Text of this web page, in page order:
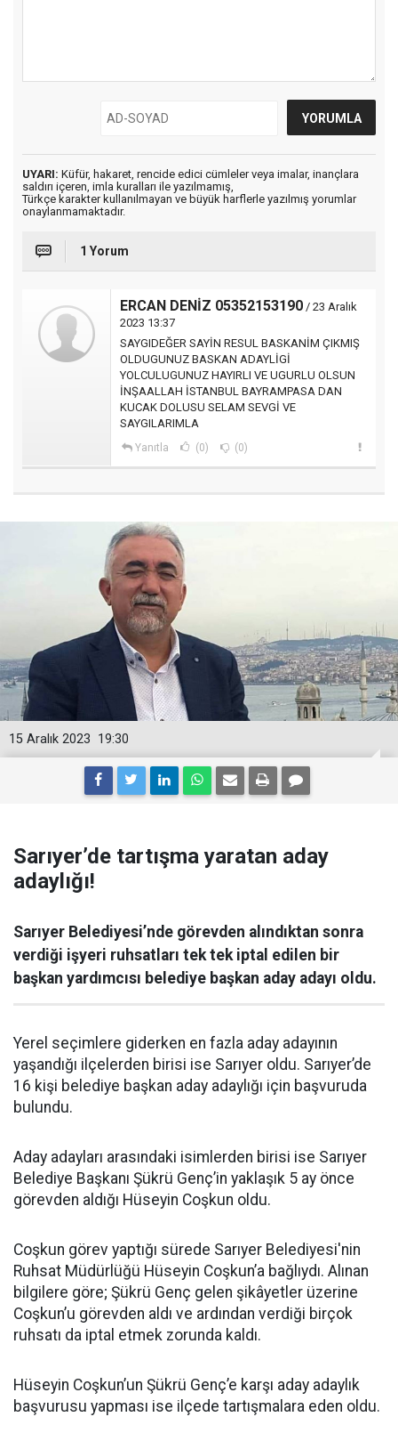
UYARI: Küfür, hakaret, rencide edici cümleler veya imalar, inançlara
saldırı içeren, imla kuralları ile yazılmamış,
Türkçe karakter kullanılmayan ve büyük harflerle yazılmış yorumlar
onaylanmamaktadır.
1 Yorum
ERCAN DENİZ 05352153190 / 23 Aralık
2023 13:37
SAYGIDEĞER SAYİN RESUL BASKANİM ÇIKMIŞ
OLDUGUNUZ BASKAN ADAYLİGİ
YOLCULUGUNUZ HAYIRLI VE UGURLU OLSUN
İNŞAALLAH İSTANBUL BAYRAMPASA DAN
KUCAK DOLUSU SELAM SEVGİ VE
SAYGILARIMLA
Yanıtla (0) (0)
19:30
15 Aralık 2023
Sarıyer’de tartışma yaratan aday
adaylığı!
Sarıyer Belediyesi’nde görevden alındıktan sonra
verdiği işyeri ruhsatları tek tek iptal edilen bir
başkan yardımcısı belediye başkan aday adayı oldu.
Yerel seçimlere giderken en fazla aday adayının
yaşandığı ilçelerden birisi ise Sarıyer oldu. Sarıyer’de
16 kişi belediye başkan aday adaylığı için başvuruda
bulundu.
Aday adayları arasındaki isimlerden birisi ise Sarıyer
Belediye Başkanı Şükrü Genç’in yaklaşık 5 ay önce
görevden aldığı Hüseyin Coşkun oldu.
Coşkun görev yaptığı sürede Sarıyer Belediyesi'nin
Ruhsat Müdürlüğü Hüseyin Coşkun’a bağlıydı. Alınan
bilgilere göre; Şükrü Genç gelen şikâyetler üzerine
Coşkun’u görevden aldı ve ardından verdiği birçok
ruhsatı da iptal etmek zorunda kaldı.
Hüseyin Coşkun’un Şükrü Genç’e karşı aday adaylık
başvurusu yapması ise ilçede tartışmalara eden oldu.